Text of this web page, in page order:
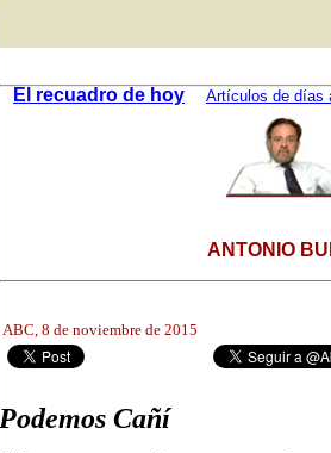
El recuadro de hoy Artículos de días
ANTONIO
ABC, 8 de noviembre de 2015
Podemos Cañí